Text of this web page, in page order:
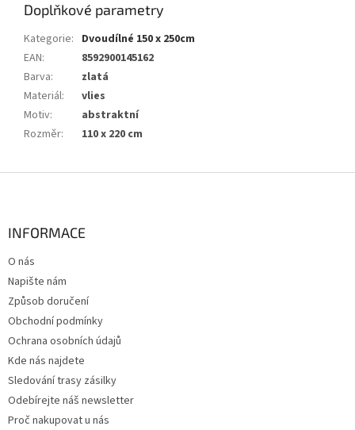
Doplňkové parametry
Kategorie: Dvoudílné 150 x 250cm
EAN:
8592900145162
Barva:
zlatá
Materiál:
vlies
Motiv:
abstraktní
Rozměr: 110 x 220 cm
INFORMACE
O nás
Napište nám
Způsob doručení
Obchodní podmínky
Ochrana osobních údajů
Kde nás najdete
Sledování trasy zásilky
Odebírejte náš newsletter
Proč nakupovat u nás